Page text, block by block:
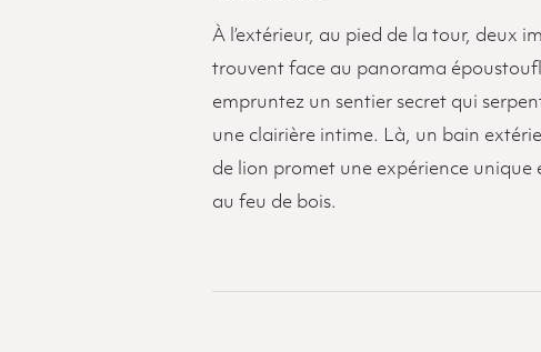
À l’extérieur, au pied de la tour, deux
trouvent face au panorama
empruntez un sentier secret qui
une clairière intime. Là, un bain
de lion promet une expérience
au feu de bois.